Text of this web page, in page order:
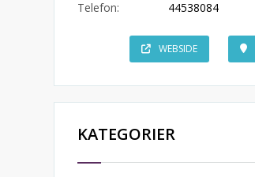
Telefon:
44538084
WEBSIDE
KATEGORIER